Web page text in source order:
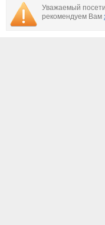
Уважаемый
рекомендуем Вам